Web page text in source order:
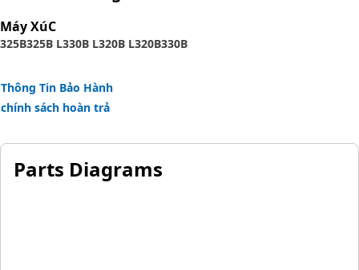
Máy XúC
325B325B L330B L320B L320B330B
Thông Tin Bảo Hành
chính sách hoàn trả
Parts Diagrams